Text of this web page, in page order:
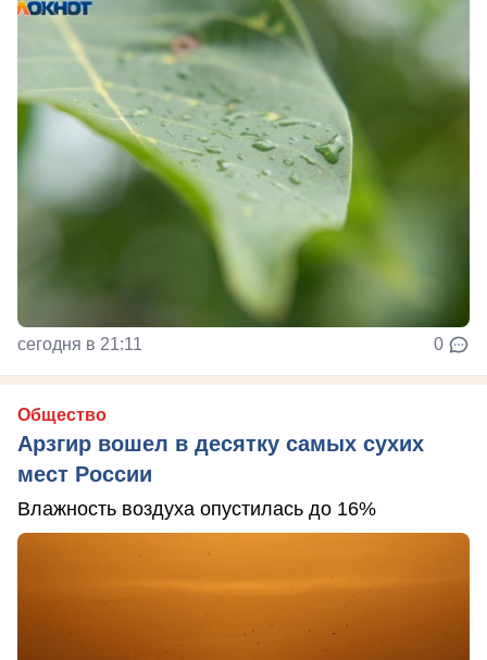
сегодня в 21:11 0
Общество
Арзгир вошел в десятку самых сухих
мест России
Влажность воздуха опустилась до 16%